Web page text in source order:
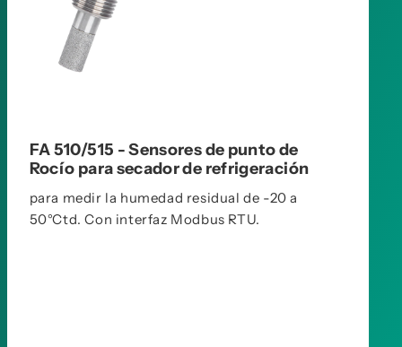
FA 510/515 - Sensores de punto de
Rocío para secador de refrigeración
para medir la humedad residual de -20 a
50°Ctd. Con interfaz Modbus RTU.